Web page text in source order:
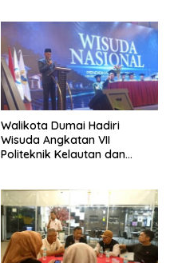
Walikota Dumai Hadiri
Wisuda Angkatan VII
Politeknik Kelautan dan